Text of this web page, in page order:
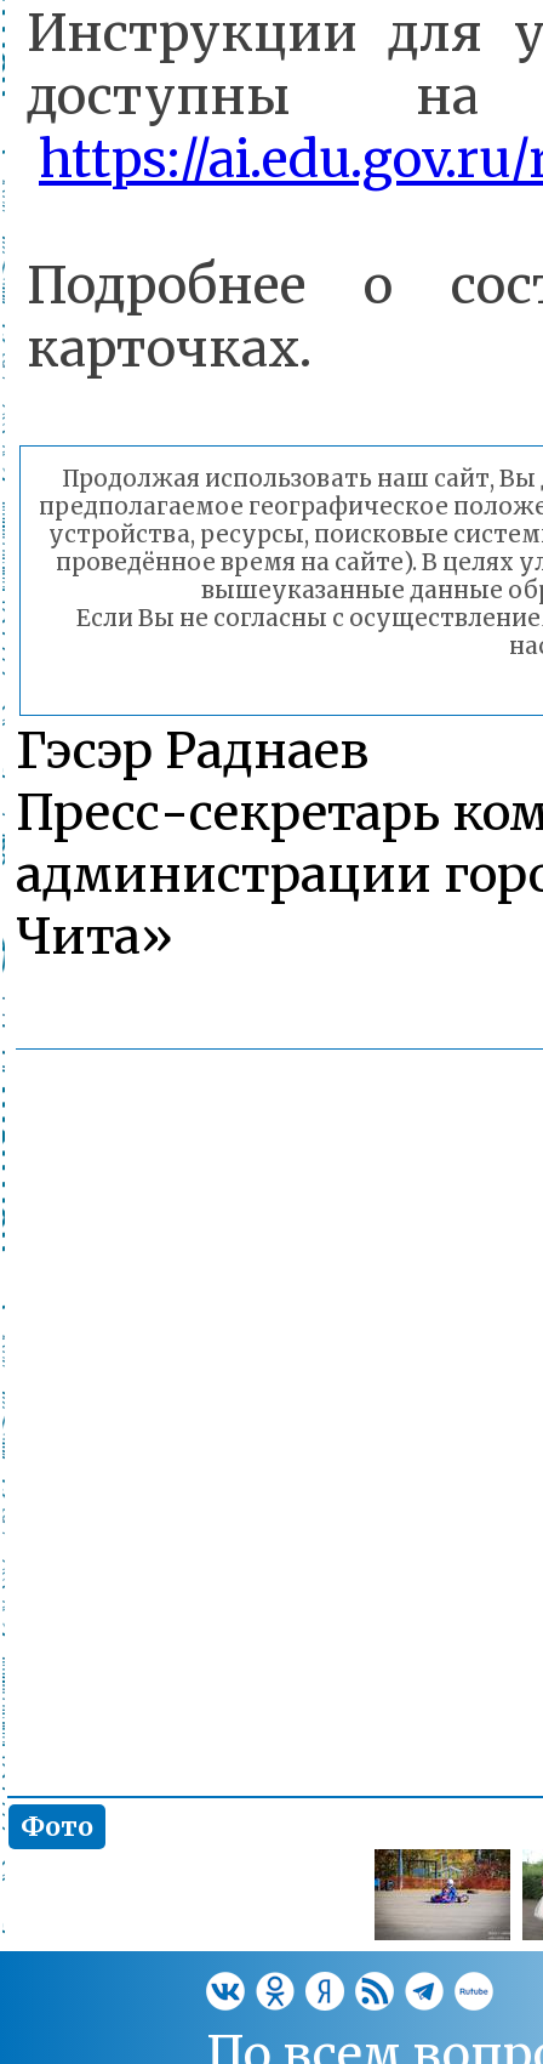
Инструкции для
доступны на
https://
Подробнее о
карточках.
Гэсэр Раднаев
Пресс-секретарь
администрации
Чита»
Фото
Продолжая использовать наш сайт, Вы
предполагаемое географическое
устройства, ресурсы, поисковые
проведённое время на сайте). В целях
вышеуказанные данные
Если Вы не согласны с